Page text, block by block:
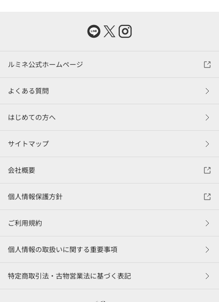
ルミネ公式ホームページ
よくある質問
はじめての方へ
サイトマップ
会社概要
個人情報保護方針
ご利用規約
個人情報の取扱いに関する重要事項
特定商取引法・古物営業法に基づく表記